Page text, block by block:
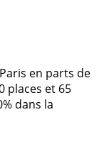
en parts de
places et 65
dans la